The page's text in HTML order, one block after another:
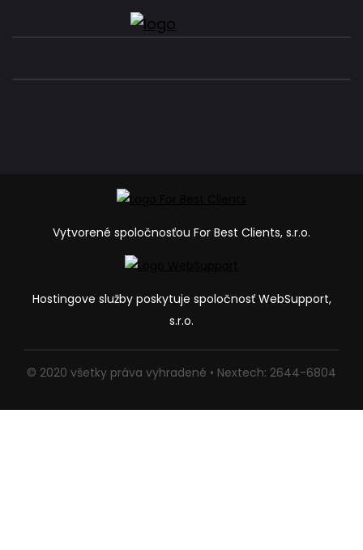
Vytvorené spoločnosťou For Best Clients, s.r.o.
Hostingove služby poskytuje spoločnosť WebSupport,
s.r.o.
© 2020 všetky práva vyhradené • Nextech: 2644-6804